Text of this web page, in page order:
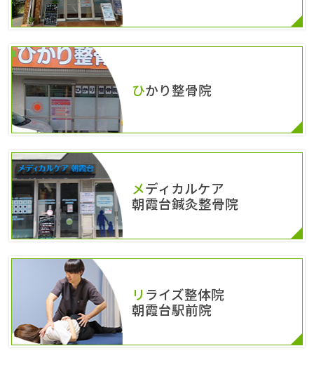
ひかり整骨院
メディカルケア
朝霞台鍼灸整骨院
リライズ整体院
朝霞台駅前院